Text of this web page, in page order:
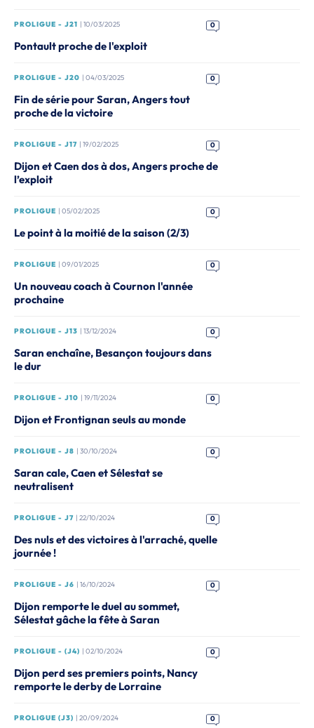
PROLIGUE - J21 | 10/03/2025 0
Pontault proche de l'exploit
PROLIGUE - J20 | 04/03/2025 0
Fin de série pour Saran, Angers tout
proche de la victoire
PROLIGUE - J17 | 19/02/2025 0
Dijon et Caen dos à dos, Angers proche de
l’exploit
PROLIGUE | 05/02/2025 0
Le point à la moitié de la saison (2/3)
PROLIGUE | 09/01/2025 0
Un nouveau coach à Cournon l'année
prochaine
PROLIGUE - J13 | 13/12/2024 0
Saran enchaîne, Besançon toujours dans
le dur
PROLIGUE - J10 | 19/11/2024 0
Dijon et Frontignan seuls au monde
PROLIGUE - J8 | 30/10/2024 0
Saran cale, Caen et Sélestat se
neutralisent
PROLIGUE - J7 | 22/10/2024 0
Des nuls et des victoires à l'arraché, quelle
journée !
PROLIGUE - J6 | 16/10/2024 0
Dijon remporte le duel au sommet,
Sélestat gâche la fête à Saran
PROLIGUE - (J4) | 02/10/2024 0
Dijon perd ses premiers points, Nancy
remporte le derby de Lorraine
PROLIGUE (J3) | 20/09/2024 0